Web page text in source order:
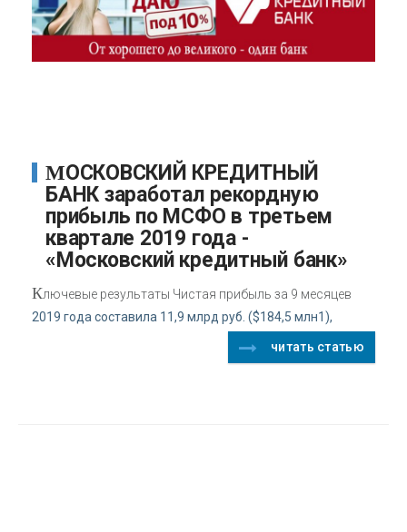
МОСКОВСКИЙ КРЕДИТНЫЙ
БАНК заработал рекордную
прибыль по МСФО в третьем
квартале 2019 года -
«Московский кредитный банк»
Ключевые результаты Чистая прибыль за 9 месяцев
2019 года составила 11,9 млрд руб. ($184,5 млн1),
читать статью